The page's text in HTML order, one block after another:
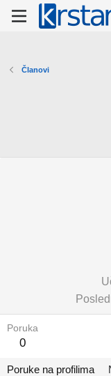
Članovi
Poruka
0
Poruke na profilima